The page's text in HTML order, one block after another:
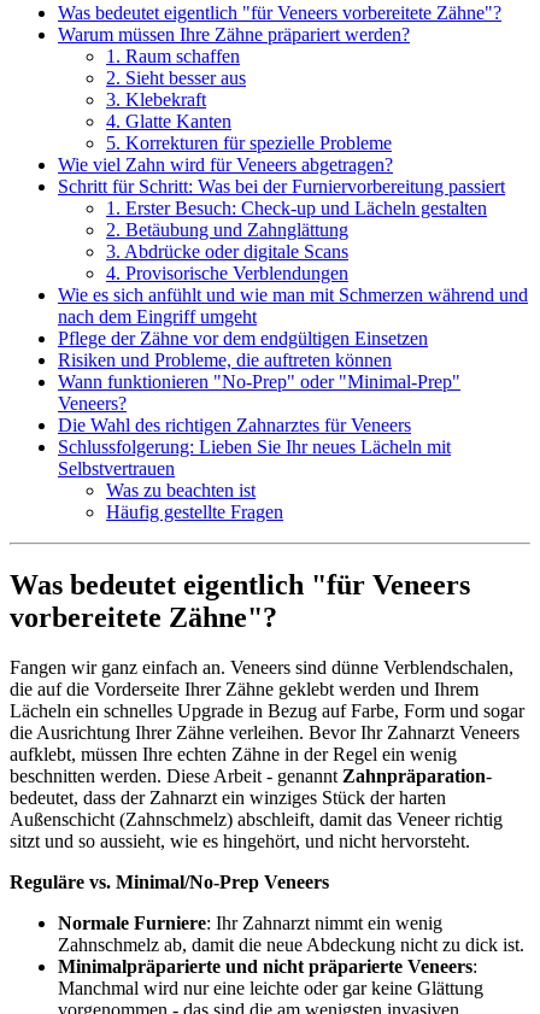
Was bedeutet eigentlich "für Veneers vorbereitete Zähne"?
Warum müssen Ihre Zähne präpariert werden?
1. Raum schaffen
2. Sieht besser aus
3. Klebekraft
4. Glatte Kanten
5. Korrekturen für spezielle Probleme
Wie viel Zahn wird für Veneers abgetragen?
Schritt für Schritt: Was bei der Furniervorbereitung passiert
1. Erster Besuch: Check-up und Lächeln gestalten
2. Betäubung und Zahnglättung
3. Abdrücke oder digitale Scans
4. Provisorische Verblendungen
Wie es sich anfühlt und wie man mit Schmerzen während und
nach dem Eingriff umgeht
Pflege der Zähne vor dem endgültigen Einsetzen
Risiken und Probleme, die auftreten können
Wann funktionieren "No-Prep" oder "Minimal-Prep"
Veneers?
Die Wahl des richtigen Zahnarztes für Veneers
Schlussfolgerung: Lieben Sie Ihr neues Lächeln mit
Selbstvertrauen
Was zu beachten ist
Häufig gestellte Fragen
Was bedeutet eigentlich "für Veneers
vorbereitete Zähne"?
Fangen wir ganz einfach an. Veneers sind dünne Verblendschalen,
die auf die Vorderseite Ihrer Zähne geklebt werden und Ihrem
Lächeln ein schnelles Upgrade in Bezug auf Farbe, Form und sogar
die Ausrichtung Ihrer Zähne verleihen. Bevor Ihr Zahnarzt Veneers
aufklebt, müssen Ihre echten Zähne in der Regel ein wenig
beschnitten werden. Diese Arbeit - genanntZahnpräparation-
bedeutet, dass der Zahnarzt ein winziges Stück der harten
Außenschicht (Zahnschmelz) abschleift, damit das Veneer richtig
sitzt und so aussieht, wie es hingehört, und nicht hervorsteht.
Reguläre vs. Minimal/No-Prep Veneers
Normale Furniere: Ihr Zahnarzt nimmt ein wenig
Zahnschmelz ab, damit die neue Abdeckung nicht zu dick ist.
Minimalpräparierte und nicht präparierte Veneers:
Manchmal wird nur eine leichte oder gar keine Glättung